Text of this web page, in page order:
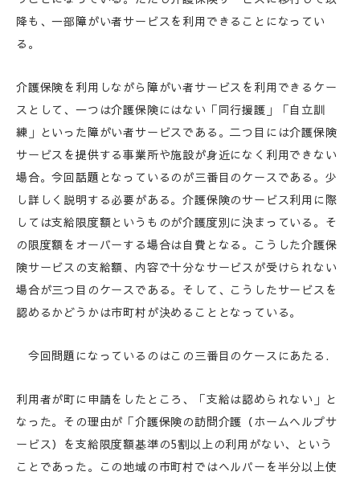
降も、一部障がい者サービスを利用できることになってい
る。
介護保険を利用しながら障がい者サービスを利用できるケー
スとして、一つは介護保険にはない「同行援護」「自立訓
練」といった障がい者サービスである。二つ目には介護保険
サービスを提供する事業所や施設が身近になく利用できない
場合。今回話題となっているのが三番目のケースである。少
し詳しく説明する必要がある。介護保険のサービス利用に際
しては支給限度額というものが介護度別に決まっている。そ
の限度額をオーバーする場合は自費となる。こうした介護保
険サービスの支給額、内容で十分なサービスが受けられない
場合が三つ目のケースである。そして、こうしたサービスを
認めるかどうかは市町村が決めることとなっている。
今回問題になっているのはこの三番目のケースにあたる.
利用者が町に申請をしたところ、「支給は認められない」と
なった。その理由が「介護保険の訪問介護（ホームヘルプサ
ービス）を支給限度額基準の5割以上の利用がない、という
ことであった。この地域の市町村ではヘルパーを半分以上使